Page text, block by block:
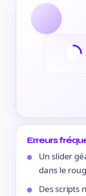
Erreurs
Un slider
dans le
Des scripts